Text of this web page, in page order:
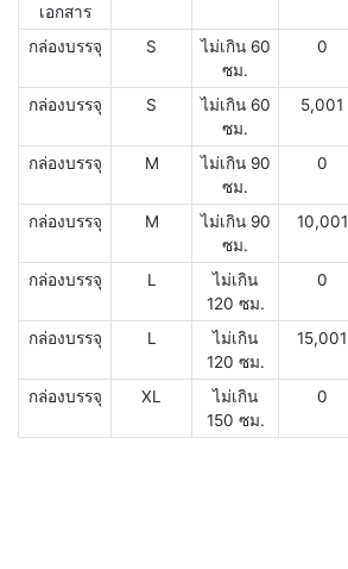
เอกสาร
กล่องบรรจุ S
ไม่เกิน 60
ซม.
0
กล่องบรรจุ S
ไม่เกิน 60
ซม.
5,001
กล่องบรรจุ M
ไม่เกิน 90
ซม.
0
กล่องบรรจุ M
ไม่เกิน 90
ซม.
10,001
กล่องบรรจุ L
ไม่เกิน
120 ซม.
0
กล่องบรรจุ L
ไม่เกิน
120 ซม.
15,001
กล่องบรรจุ XL
ไม่เกิน
150 ซม.
0